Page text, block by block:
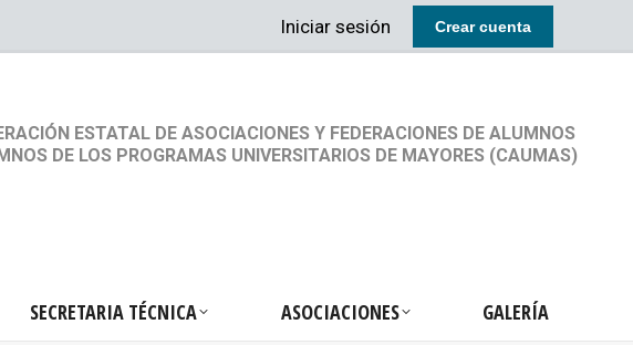
Iniciar sesión Crear cuenta
ESTATAL DE ASOCIACIONES Y FEDERACIONES DE ALUMNOS
DE LOS PROGRAMAS UNIVERSITARIOS DE MAYORES (CAUMAS)
SECRETARIA TÉCNICA ASOCIACIONES GALERÍA